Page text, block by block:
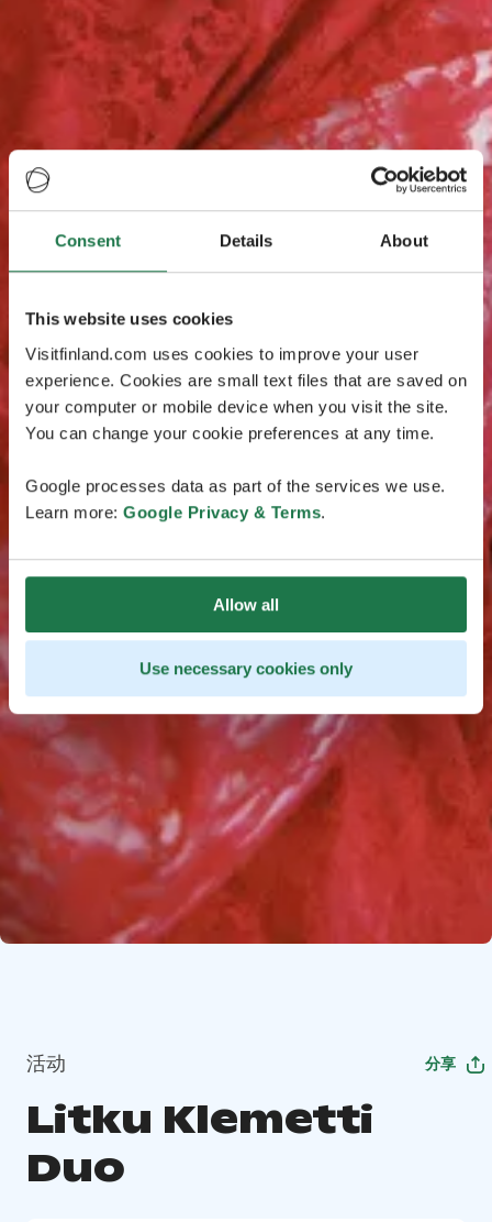
Consent Details About
This website uses cookies
Visitfinland.com uses cookies to improve your user
experience. Cookies are small text files that are saved on
your computer or mobile device when you visit the site.
You can change your cookie preferences at any time.
Google processes data as part of the services we use.
Learn more: Google Privacy & Terms.
Allow all
Use necessary cookies only
活动 分享
Litku Klemetti
Duo